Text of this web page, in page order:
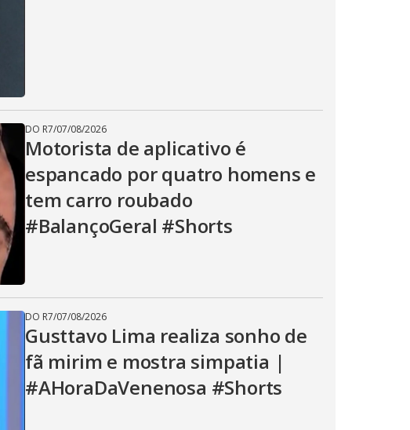
DO R7/07/08/2026
Motorista de aplicativo é
espancado por quatro homens e
tem carro roubado
#BalançoGeral #Shorts
DO R7/07/08/2026
Gusttavo Lima realiza sonho de
fã mirim e mostra simpatia |
#AHoraDaVenenosa #Shorts